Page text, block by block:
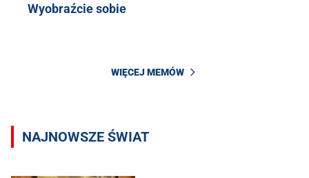
Wyobraźcie sobie
WIĘCEJ MEMÓW
NAJNOWSZE ŚWIAT